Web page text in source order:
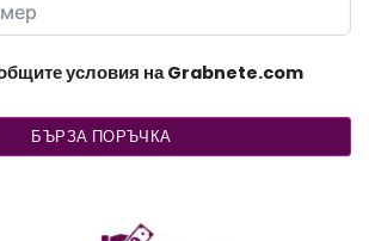
условия на Grabnete.com
БЪРЗА ПОРЪЧКА